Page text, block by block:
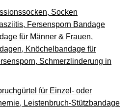
Socken
Fersensporn Bandage
für Männer & Frauen,
Knöchelbandage für
Schmerzlinderung in
für Einzel- oder
Leistenbruch-Stützbandage